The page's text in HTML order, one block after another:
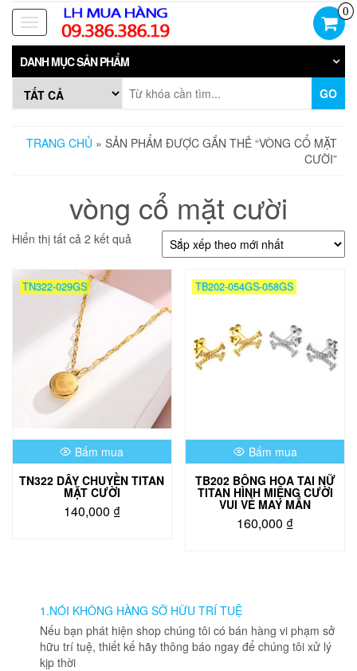
Skip
the
content
Toggle
navigation
0
DANH MỤC SẢN PHẨM
GO
TRANG CHỦ » SẢN PHẨM ĐƯỢC GẮN THẺ “VÒNG CỔ MẶT
CƯỜI”
vòng cổ mặt cười
Hiển thị tất cả 2 kết quả
xếp
mới
nhất
TN322-029GS
Bấm mua
TN322 DÂY CHUYỀN TITAN
MẶT CƯỜI
140,000 ₫
TB202-054GS-058GS
Bấm mua
TB202 BÔNG HOA TAI NỮ
TITAN HÌNH MIỆNG CƯỜI
VUI VẺ MAY MẮN
160,000 ₫
biến
thể.
Các
1.NÓI KHÔNG HÀNG SỠ HỮU TRÍ TUỆ
Nếu bạn phát hiện shop chúng tôi có bán hàng vi phạm sở
hữu trí tuệ, thiết kế hãy thông báo ngay để chúng tôi xử lý
kịp thời